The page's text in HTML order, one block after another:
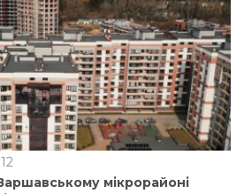
мікрорайоні